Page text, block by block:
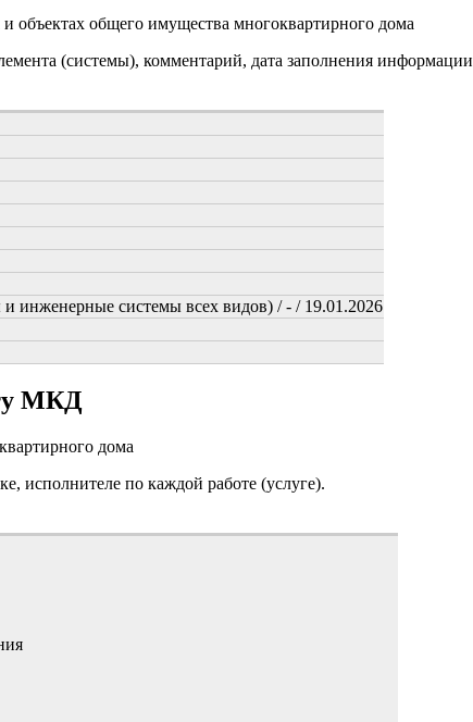
объектах общего имущества многоквартирного дома
(системы), комментарий, дата заполнения информации
инженерные системы всех видов) / - / 19.01.2026
МКД
дома
исполнителе по каждой работе (услуге).